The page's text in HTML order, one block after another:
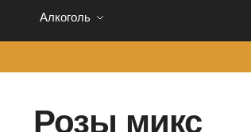
Алкоголь
Розы микс